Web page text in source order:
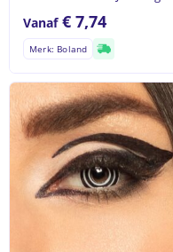
Vanaf€ 7,74
Merk: Boland